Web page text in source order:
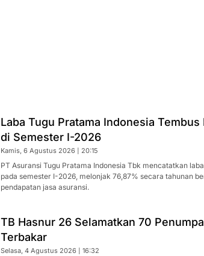
Laba Tugu Pratama Indonesia
di Semester I-2026
Kamis, 6 Agustus 2026 | 20:15
PT Asuransi Tugu Pratama Indonesia Tbk mencatatkan
pada semester I-2026, melonjak 76,87% secara tahunan
pendapatan jasa asuransi.
TB Hasnur 26 Selamatkan 70
Terbakar
Selasa, 4 Agustus 2026 | 16:32